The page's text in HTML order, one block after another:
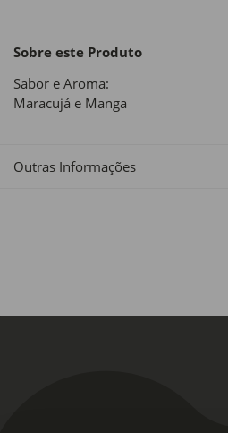
Sobre este Produto
Sabor e Aroma:
Maracujá e Manga
Outras Informações